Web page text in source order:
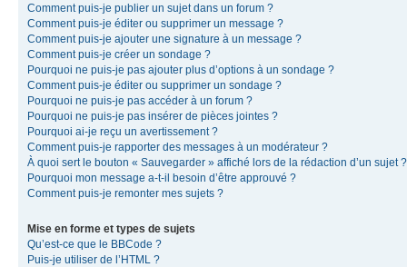
Comment puis-je publier un sujet dans un forum ?
Comment puis-je éditer ou supprimer un message ?
Comment puis-je ajouter une signature à un message ?
Comment puis-je créer un sondage ?
Pourquoi ne puis-je pas ajouter plus d’options à un sondage ?
Comment puis-je éditer ou supprimer un sondage ?
Pourquoi ne puis-je pas accéder à un forum ?
Pourquoi ne puis-je pas insérer de pièces jointes ?
Pourquoi ai-je reçu un avertissement ?
Comment puis-je rapporter des messages à un modérateur ?
À quoi sert le bouton « Sauvegarder » affiché lors de la rédaction d’un sujet ?
Pourquoi mon message a-t-il besoin d’être approuvé ?
Comment puis-je remonter mes sujets ?
Mise en forme et types de sujets
Qu’est-ce que le BBCode ?
Puis-je utiliser de l’HTML ?